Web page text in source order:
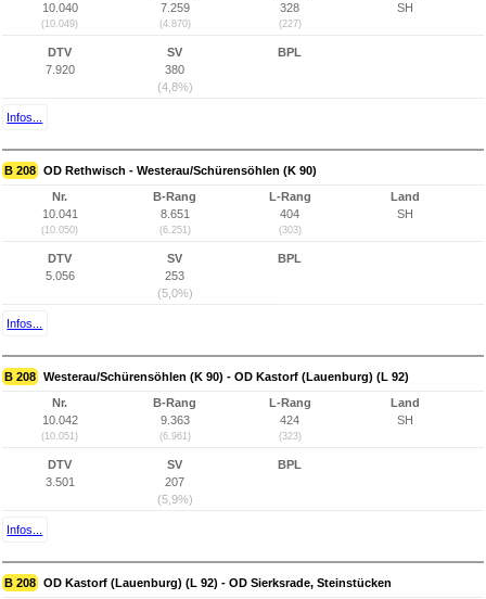
10.040
(10.049)
7.259
(4.870)
328
(227)
SH
DTV
7.920
SV
380
(4,8%)
BPL
Infos...
B 208 OD Rethwisch - Westerau/Schürensöhlen (K 90)
Nr.
10.041
(10.050)
B-Rang
8.651
(6.251)
L-Rang
404
(303)
Land
SH
DTV
5.056
SV
253
(5,0%)
BPL
Infos...
B 208 Westerau/Schürensöhlen (K 90) - OD Kastorf (Lauenburg) (L 92)
Nr.
10.042
(10.051)
B-Rang
9.363
(6.961)
L-Rang
424
(323)
Land
SH
DTV
3.501
SV
207
(5,9%)
BPL
Infos...
B 208 OD Kastorf (Lauenburg) (L 92) - OD Sierksrade, Steinstücken